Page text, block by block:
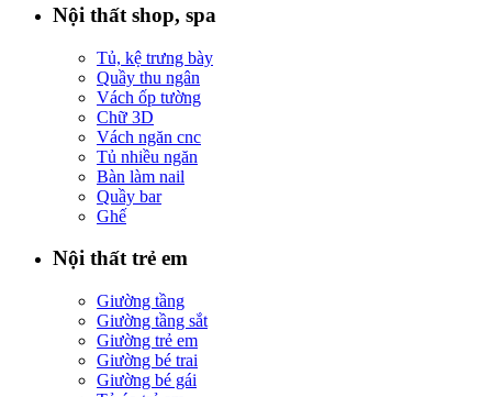
Nội thất shop, spa
Tủ, kệ trưng bày
Quầy thu ngân
Vách ốp tường
Chữ 3D
Vách ngăn cnc
Tủ nhiều ngăn
Bàn làm nail
Quầy bar
Ghế
Nội thất trẻ em
Giường tầng
Giường tầng sắt
Giường trẻ em
Giường bé trai
Giường bé gái